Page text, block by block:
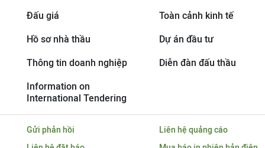
Đấu giá Toàn cảnh kinh tế
Hồ sơ nhà thầu Dự án đầu tư
Thông tin doanh nghiệp Diễn đàn đấu thầu
Information on
International Tendering
Gửi phản hồi
Liên hệ quảng cáo